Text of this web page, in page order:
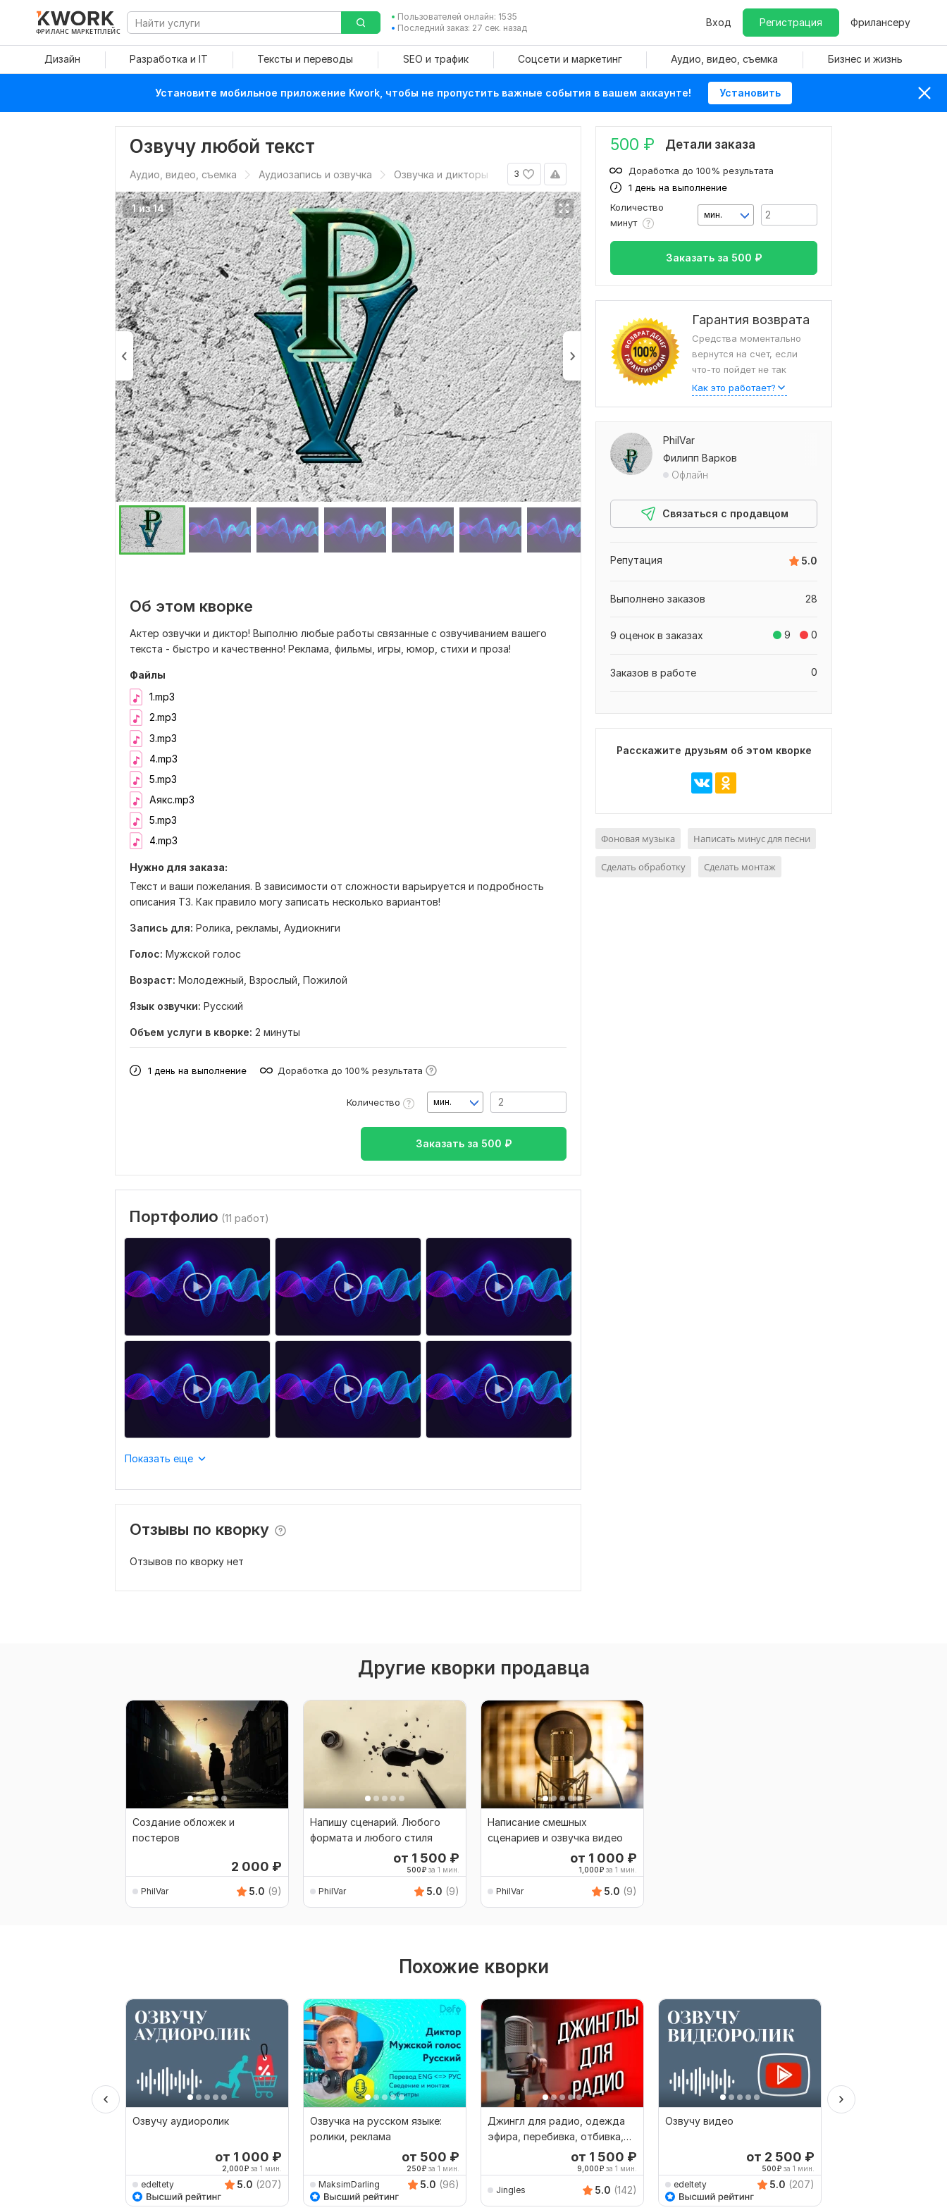
ФРИЛАНС МАРКЕТПЛЕЙС
Пользователей онлайн: 1535
Последний заказ: 27 сек. назад
Вход Регистрация Фрилансеру
Дизайн Разработка и IT Тексты и переводы SEO и трафик Соцсети и маркетинг Аудио, видео, съемка Бизнес и жизнь
Установите мобильное приложение Kwork, чтобы не пропустить важные события в вашем аккаунте! Установить
Озвучу любой текст
3
Аудио, видео, съемка Аудиозапись и озвучка Озвучка и дикторы
1 из 14
Об этом кворке
Актер озвучки и диктор! Выполню любые работы связанные с озвучиванием вашего
текста - быстро и качественно! Реклама, фильмы, игры, юмор, стихи и проза!
Файлы
1.mp3
2.mp3
3.mp3
4.mp3
5.mp3
Аякс.mp3
5.mp3
4.mp3
Нужно для заказа:
Текст и ваши пожелания. В зависимости от сложности варьируется и подробность
описания ТЗ. Как правило могу записать несколько вариантов!
Запись для: Ролика, рекламы, Аудиокниги
Голос: Мужской голос
Возраст: Молодежный, Взрослый, Пожилой
Язык озвучки: Русский
Объем услуги в кворке: 2 минуты
1 день на выполнение Доработка до 100% результата
Количество мин.
Заказать за 500 ₽
Портфолио (11 работ)
Показать еще
Отзывы по кворку
Отзывов по кворку нет
500 ₽ Детали заказа
1 день на выполнение
Доработка до 100% результата
Количество
минут
мин.
Заказать за 500 ₽
Гарантия возврата
Средства моментально
вернутся на счет, если
что-то пойдет не так
Как это работает?
PhilVar
Филипп Варков
Офлайн
Связаться с продавцом
5.0
Репутация
28
Выполнено заказов
9 0
9 оценок в заказах
0
Заказов в работе
Расскажите друзьям об этом кворке
Фоновая музыка Написать минус для песни
Сделать обработку Сделать монтаж
Другие кворки продавца
Создание обложек и
постеров
2 000 ₽
PhilVar 5.0 (9)
Напишу сценарий. Любого
формата и любого стиля
от 1 500 ₽
500₽ за 1 мин.
PhilVar 5.0 (9)
Написание смешных
сценариев и озвучка видео
от 1 000 ₽
1,000₽ за 1 мин.
PhilVar 5.0 (9)
Похожие кворки
Озвучу аудиоролик
от 1 000 ₽
2,000₽ за 1 мин.
edeltety 5.0 (207)
Озвучка на русском языке:
ролики, реклама
от 500 ₽
250₽ за 1 мин.
MaksimDarling 5.0 (96)
Джингл для радио, одежда
эфира, перебивка, отбивка,
от 1 500 ₽
9,000₽ за 1 мин.
Jingles 5.0 (142)
Озвучу видео
от 2 500 ₽
500₽ за 1 мин.
edeltety 5.0 (207)